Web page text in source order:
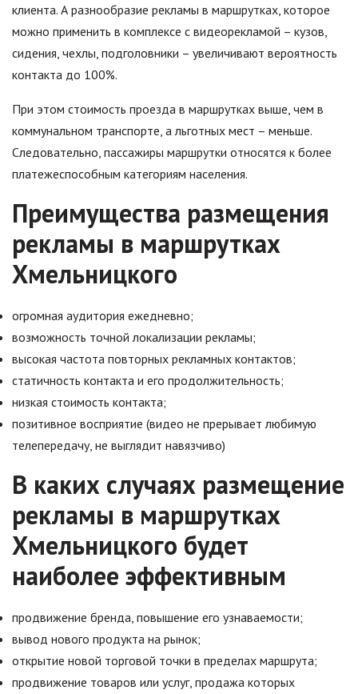
клиента. А разнообразие рекламы в маршрутках, которое
можно применить в комплексе с видеорекламой – кузов,
сидения, чехлы, подголовники – увеличивают вероятность
контакта до 100%.
При этом стоимость проезда в маршрутках выше, чем в
коммунальном транспорте, а льготных мест – меньше.
Следовательно, пассажиры маршрутки относятся к более
платежеспособным категориям населения.
Преимущества размещения
рекламы в маршрутках
Хмельницкого
огромная аудитория ежедневно;
возможность точной локализации рекламы;
высокая частота повторных рекламных контактов;
статичность контакта и его продолжительность;
низкая стоимость контакта;
позитивное восприятие (видео не прерывает любимую
телепередачу, не выглядит навязчиво)
В каких случаях размещение
рекламы в маршрутках
Хмельницкого будет
наиболее эффективным
продвижение бренда, повышение его узнаваемости;
вывод нового продукта на рынок;
открытие новой торговой точки в пределах маршрута;
продвижение товаров или услуг, продажа которых